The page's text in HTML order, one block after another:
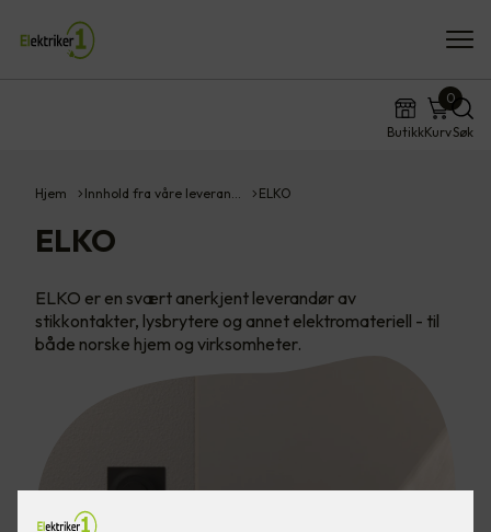
ButikkKurv
0
Søk
Hjem Innhold fra våre leveran… ELKO
ELKO
ELKO er en svært anerkjent leverandør av
stikkontakter, lysbrytere og annet elektromateriell - til
både norske hjem og virksomheter.